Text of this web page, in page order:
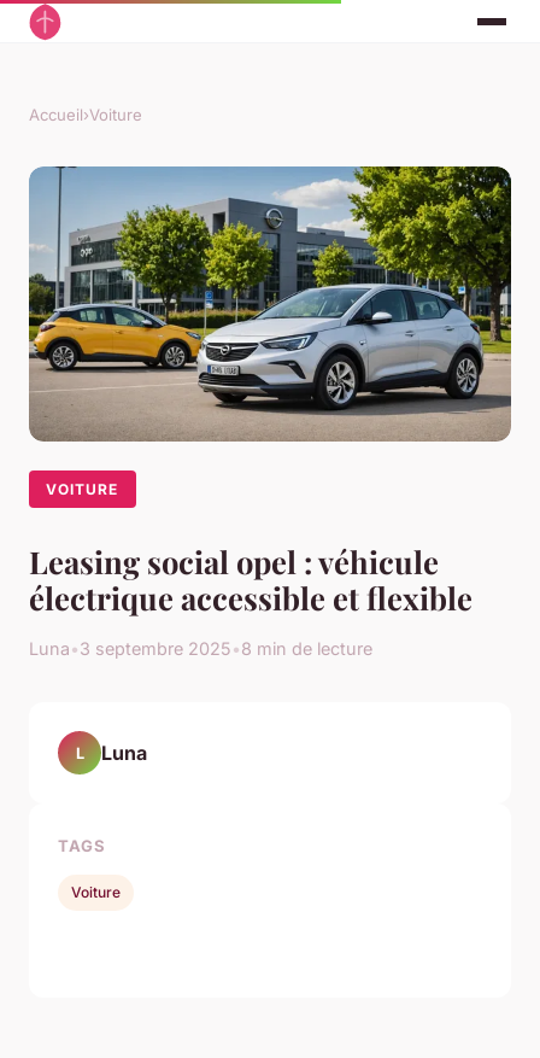
Accueil›Voiture
VOITURE
Leasing social opel : véhicule
électrique accessible et flexible
Luna•3 septembre 2025•8 min de lecture
L Luna
TAGS
Voiture